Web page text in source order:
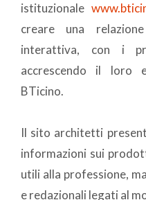
istituzionale
creare una
interattiva, con i
accrescendo il loro
BTicino.
Il sito architetti
informazioni sui
utili alla professione,
e redazionali legati al